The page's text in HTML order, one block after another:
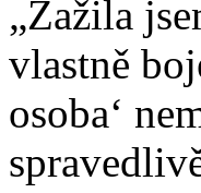
„Zažila
vlastně
osoba‘